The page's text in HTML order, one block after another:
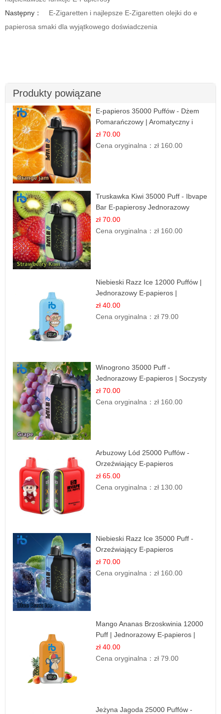
Następny：
E-Zigaretten i najlepsze E-Zigaretten olejki do e
papierosa smaki dla wyjątkowego doświadczenia
Produkty powiązane
E-papieros 35000 Puffów - Dżem
Pomarańczowy | Aromatyczny i
Długotrwały
zł 70.00
Cena oryginalna：zł 160.00
Truskawka Kiwi 35000 Puff - Ibvape
Bar E-papierosy Jednorazowy
zł 70.00
Cena oryginalna：zł 160.00
Niebieski Razz Ice 12000 Puffów |
Jednorazowy E-papieros |
Jagodowy Chłód
zł 40.00
Cena oryginalna：zł 79.00
Winogrono 35000 Puff -
Jednorazowy E-papieros | Soczysty
Smak Winogron
zł 70.00
Cena oryginalna：zł 160.00
Arbuzowy Lód 25000 Puffów -
Orzeźwiający E-papieros
Jednorazowy
zł 65.00
Cena oryginalna：zł 130.00
Niebieski Razz Ice 35000 Puff -
Orzeźwiający E-papieros
Jednorazowy | IBVAPE
zł 70.00
Cena oryginalna：zł 160.00
Mango Ananas Brzoskwinia 12000
Puff | Jednorazowy E-papieros |
Tropikalny Smak
zł 40.00
Cena oryginalna：zł 79.00
Jeżyna Jagoda 25000 Puffów -